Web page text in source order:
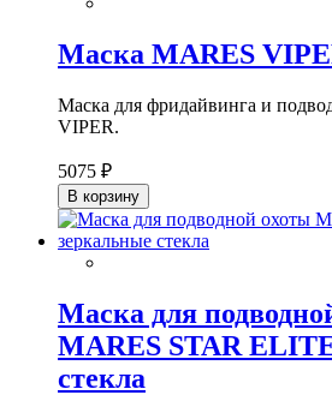
Маска MARES
Маска для фридайвинга и
VIPER.
5075 ₽
В корзину
Маска для
MARES STAR
стекла